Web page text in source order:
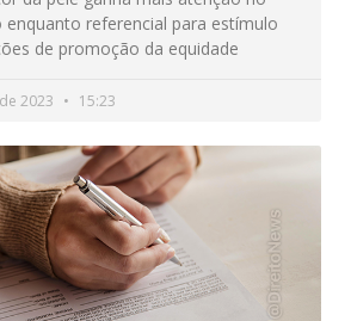
enquanto referencial para estímulo
de promoção da equidade
2023 15:23